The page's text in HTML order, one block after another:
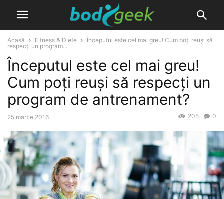
Acasă Fitness & Diete
Începutul este cel mai greu! Cum poți reuși să
respecți un program...
Începutul este cel mai greu!
Cum poți reuși să respecți un
program de antrenament?
25 martie 2016 0
205